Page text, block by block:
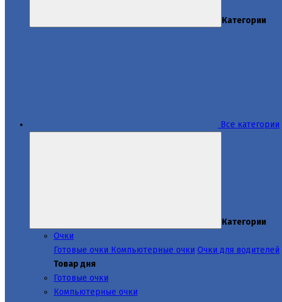
Категории
Все категории
Категории
Очки
Готовые очки Компьютерные очки Очки для водителей
Товар дня
Готовые очки
Компьютерные очки